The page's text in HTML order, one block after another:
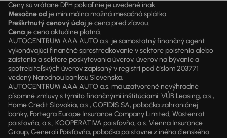
Ceny sú vrátane DPH pokiaľ nie je uvedené inak.
Mesačne od je minimálna možná mesačná splátka.
Preškrtnutý cenový údaj je cena pred zľavou.
Cena je cena aktuálne platná.
AUTOCENTRUM AAA AUTO a.s. je samostatný finančný agent
vykonávajúci finančné sprostredkovanie v sektore poistenia alebo
zaistenia a sektore poskytovania úverov, úverov na bývanie a
spotrebiteľských úverov zapísaný v registri pod číslom 203771
vedený Národnou bankou Slovenska.
AUTOCENTRUM AAA AUTO a.s. má uzatvorené nevýhradné
písomné zmluvy s týmito finančnými inštitúciami: VÚB Leasing, a.s.,
Home Credit Slovakia, a.s., COFIDIS SA, pobočka zahraničnej
banky, Fortegra Europe Insurance Company Limited, Wüstenrot
poisťovňa, a.s., KOOPERATIVA poisťovňa, a.s. Vienna Insurance
Group, Generali Poisťovňa, pobočka poisťovne z iného členského